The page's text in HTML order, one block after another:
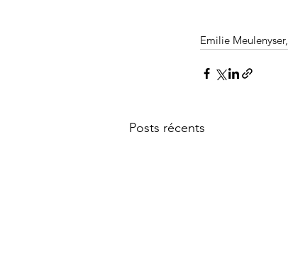
Emilie Meulenyser,
Posts récents